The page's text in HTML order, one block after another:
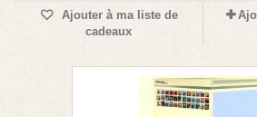
Ajouter à ma liste de
cadeaux